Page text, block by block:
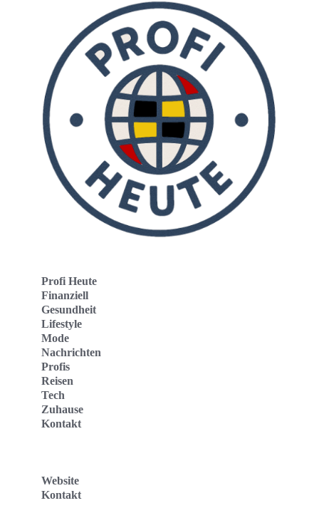
Profi Heute
Finanziell
Gesundheit
Lifestyle
Mode
Nachrichten
Profis
Reisen
Tech
Zuhause
Kontakt
Website
Kontakt